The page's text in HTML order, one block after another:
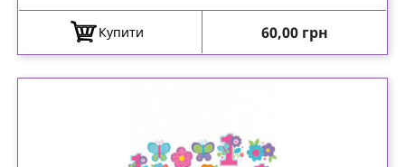
Купити Ціна
60,00 грн